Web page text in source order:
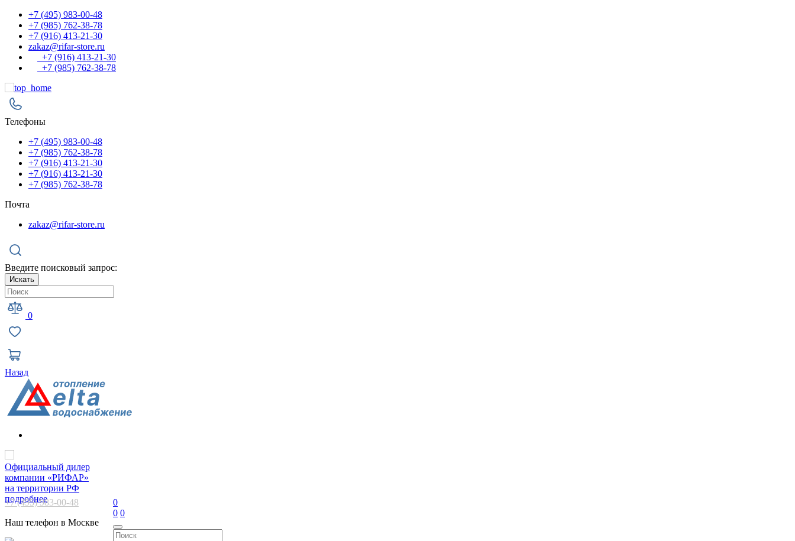
+7 (495) 983-00-48
+7 (985) 762-38-78
+7 (916) 413-21-30
zakaz@rifar-store.ru
+7 (916) 413-21-30
+7 (985) 762-38-78
Телефоны
+7 (495) 983-00-48
+7 (985) 762-38-78
+7 (916) 413-21-30
+7 (916) 413-21-30
+7 (985) 762-38-78
Почта
zakaz@rifar-store.ru
Введите поисковый запрос:
Искать
0
Назад
Официальный дилер
компании «РИФАР»
на территории РФ
подробнее
+7 (495) 983-00-48
Наш телефон в Москве
0
0 0